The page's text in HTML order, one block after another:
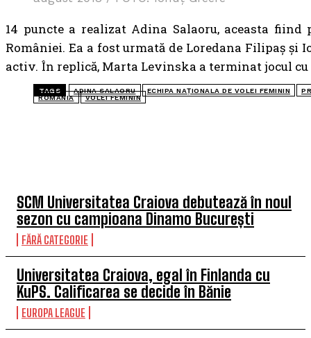
SCM Universitatea Craiova debutează în noul
sezon cu campioana Dinamo București
FĂRĂ CATEGORIE
Universitatea Craiova, egal în Finlanda cu
KuPS. Calificarea se decide în Bănie
EUROPA LEAGUE
14 puncte a realizat Adina Salaoru, aceasta
României. Ea a fost urmată de Loredana Filipaș și
activ. În replică, Marta Levinska a terminat jocul cu
TAGS ADINA SALAORU ECHIPA NAȚIONALA DE VOLEI FEMININ
ROMANIA
VOLEI FEMININ